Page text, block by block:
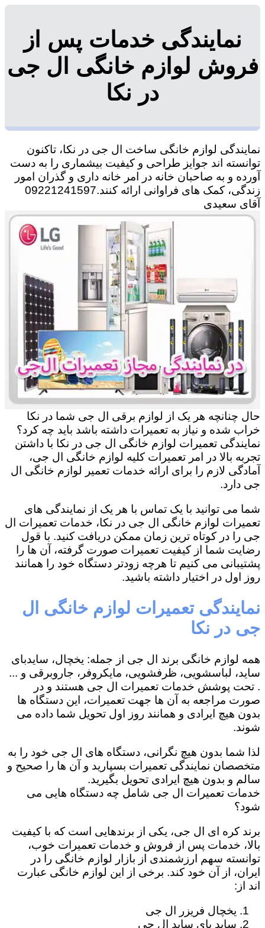
نمایندگی خدمات پس از
فروش لوازم خانگی ال جی
در نکا
نمایندگی لوازم خانگی ساخت ال جی در نکا، تاکنون
توانسته اند جوایز طراحی و کیفیت بیشماری را به دست
آورده و به صاحبان خانه در امر خانه داری و گذران امور
زندگی، کمک های فراوانی ارائه کنند.09221241597
آقای سعیدی
حال چنانچه هر یک از لوازم برقی ال جی شما در نکا
خراب شده و نیاز به تعمیرات داشته باشد باید چه کرد؟
نمایندگی تعمیرات لوازم خانگی ال جی در نکا با داشتن
تجربه بالا در امر تعمیرات کلیه لوازم خانگی ال جی،
آمادگی لازم را برای ارائه خدمات تعمیر لوازم خانگی ال
جی دارد.
شما می توانید با یک تماس با هر یک از نمایندگی های
تعمیرات لوازم خانگی ال جی در نکا، خدمات تعمیرات ال
جی را در کوتاه ترین زمان ممکن دریافت کنید. با قول
رضایت شما از کیفیت تعمیرات صورت گرفته، آن ها را
پشتیبانی می کنیم تا هرچه زودتر دستگاه خود را همانند
روز اول در اختیار داشته باشید.
نمایندگی تعمیرات لوازم خانگی ال
جی در نکا
همه لوازم خانگی برند ال جی از جمله: یخچال، سایدبای
ساید، لباسشویی، ظرفشویی، مایکروفر، جاروبرقی و ...
. تحت پوشش خدمات تعمیرات ال جی هستند و در
صورت مراجعه به آن ها جهت تعمیرات، این دستگاه ها
بدون هیچ ایرادی و همانند روز اول تحویل شما داده می
شوند.
لذا شما بدون هیچ نگرانی، دستگاه های ال جی خود را به
متخصصان نمایندگی تعمیرات بسپارید و آن ها را صحیح و
سالم و بدون هیچ ایرادی تحویل بگیرید.
خدمات تعمیرات ال جی شامل چه دستگاه هایی می
شود؟
برند کره ای ال جی، یکی از برندهایی است که با کیفیت
بالا، خدمات پس از فروش و خدمات تعمیرات خوب،
توانسته سهم ارزشمندی از بازار لوازم خانگی را در
ایران، از آن خود کند. برخی از این لوازم خانگی عبارت
اند از:
یخچال فریزر ال جی
ساید بای ساید ال جی